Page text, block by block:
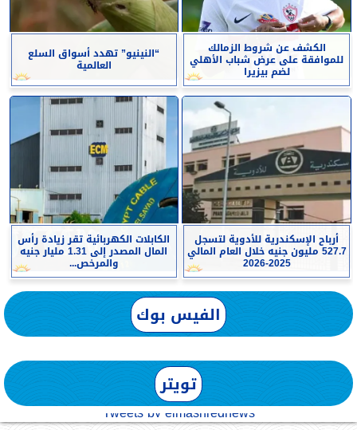
الكشف عن شروط الزمالك
للموافقة على عرض شباب الأهلي
لضم بيزيرا
“النينيو” تهدد أسواق السلع
العالمية
أرباح الإسكندرية للأدوية لتسجل
527.7 مليون جنيه خلال العام المالي
2025-2026
الكابلات الكهربائية تقر زيادة رأس
المال المصدر إلى 1.31 مليار جنيه
والمرخص...
الفيس بوك
تويتر
Tweets by elmashreqnews